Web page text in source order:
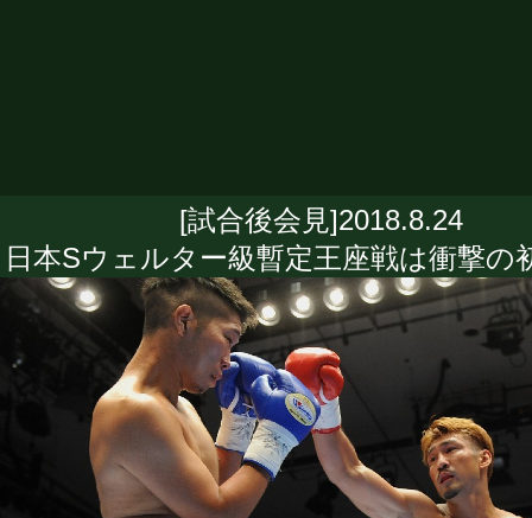
[試合後会見]2018.8.24
日本Sウェルター級暫定王座戦は衝撃の